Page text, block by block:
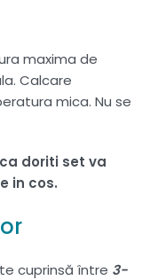
maxima de
Calcare
mica. Nu se
doriti set va
in cos.
cuprinsă între 3-